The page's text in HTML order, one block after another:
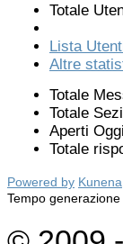
Totale
Lista
Altre
Totale
Totale
Aperti
Totale
Powered by Kunena
Tempo